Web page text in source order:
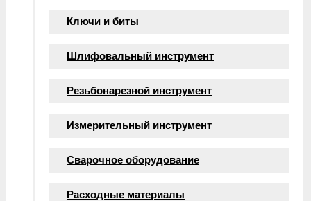
Ключи и биты
Шлифовальный инструмент
Резьбонарезной инструмент
Измерительный инструмент
Сварочное оборудование
Расходные материалы